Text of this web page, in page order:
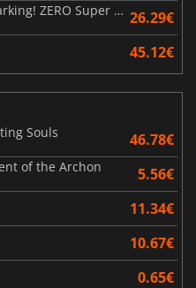
DRAGON BALL Sparking! ZERO Super Limit Breaking NEO 26.29€
45.12€
Souls
46.78€
of the Archon 5.56€
11.34€
10.67€
0.65€